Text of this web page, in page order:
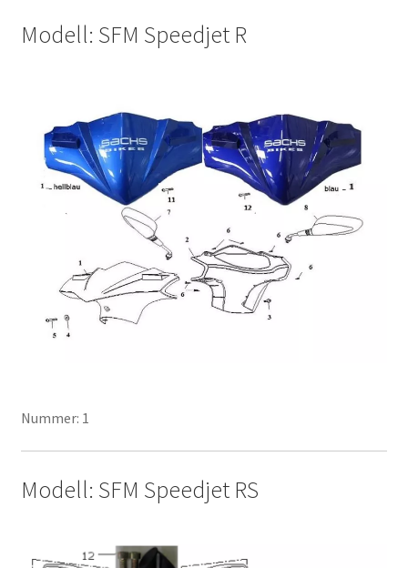
Modell: SFM Speedjet R
Nummer: 1
Modell: SFM Speedjet RS